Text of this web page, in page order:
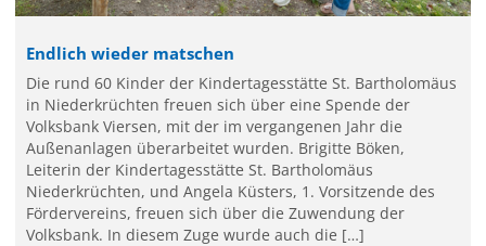
Endlich wieder matschen
Die rund 60 Kinder der Kindertagesstätte St. Bartholomäus
in Niederkrüchten freuen sich über eine Spende der
Volksbank Viersen, mit der im vergangenen Jahr die
Außenanlagen überarbeitet wurden. Brigitte Böken,
Leiterin der Kindertagesstätte St. Bartholomäus
Niederkrüchten, und Angela Küsters, 1. Vorsitzende des
Fördervereins, freuen sich über die Zuwendung der
Volksbank. In diesem Zuge wurde auch die […]